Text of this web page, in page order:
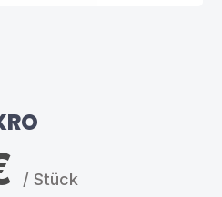
/ Stück